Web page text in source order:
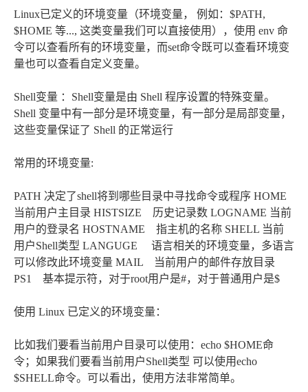
Linux已定义的环境变量（环境变量， 例如：$PATH,
$HOME 等..., 这类变量我们可以直接使用），使用 env 命
令可以查看所有的环境变量，而set命令既可以查看环境变
量也可以查看自定义变量。
Shell变量 ：Shell变量是由 Shell 程序设置的特殊变量。
Shell 变量中有一部分是环境变量，有一部分是局部变量，
这些变量保证了 Shell 的正常运行
常用的环境变量:
PATH 决定了shell将到哪些目录中寻找命令或程序 HOME
当前用户主目录 HISTSIZE 历史记录数 LOGNAME 当前
用户的登录名 HOSTNAME 指主机的名称 SHELL 当前
用户Shell类型 LANGUGE 语言相关的环境变量，多语言
可以修改此环境变量 MAIL 当前用户的邮件存放目录
PS1 基本提示符，对于root用户是#，对于普通用户是$
使用 Linux 已定义的环境变量：
比如我们要看当前用户目录可以使用：echo $HOME命
令；如果我们要看当前用户Shell类型 可以使用echo
$SHELL命令。可以看出，使用方法非常简单。